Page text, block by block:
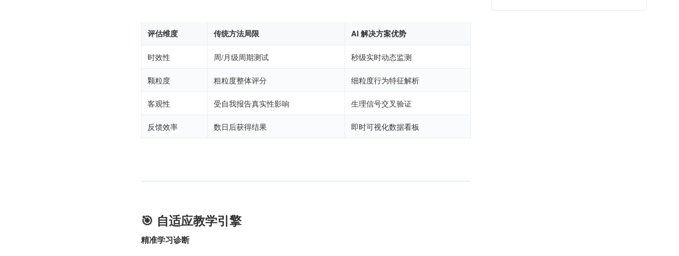
评估维度 传统方法局限 AI 解决方案优势
时效性 周/月级周期测试 秒级实时动态监测
颗粒度 粗粒度整体评分 细粒度行为特征解析
客观性 受自我报告真实性影响 生理信号交叉验证
反馈效率 数日后获得结果 即时可视化数据看板
🎯 自适应教学引擎
精准学习诊断